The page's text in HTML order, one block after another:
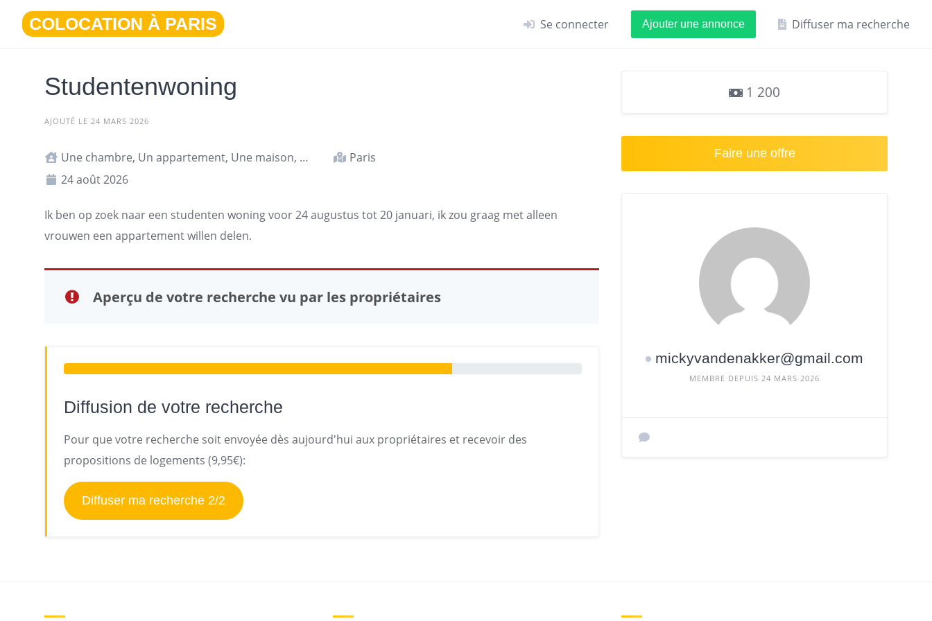
contenu
COLOCATION À PARIS Se connecter Ajouter une annonce Diffuser ma recherche
Studentenwoning
AJOUTÉ LE 24 MARS 2026
Une chambre, Un appartement, Une maison, Studio ou T1
Paris
24 août 2026
Ik ben op zoek naar een studenten woning voor 24 augustus tot 20 januari, ik zou graag met alleen
vrouwen een appartementwillen delen.
Aperçu de votre recherche vu par les propriétaires
Diffusion de votre recherche
Pour que votre recherche soit envoyée dès aujourd'hui aux propriétaires et recevoir des
propositions de logements (9,95€):
Diffuser ma recherche 2/2
1 200
Faire une offre
mickyvandenakker@gmail.com
MEMBRE DEPUIS 24 MARS 2026